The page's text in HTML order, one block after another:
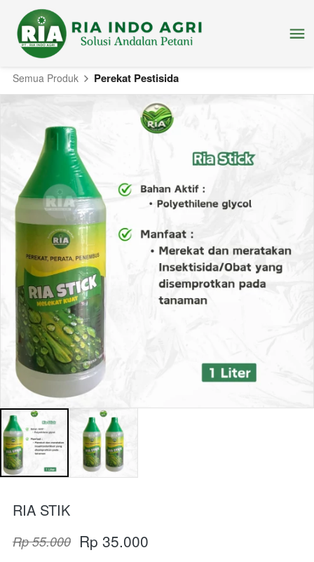
Semua Produk Perekat Pestisida
RIA STIK
Rp 55.000 Rp 35.000